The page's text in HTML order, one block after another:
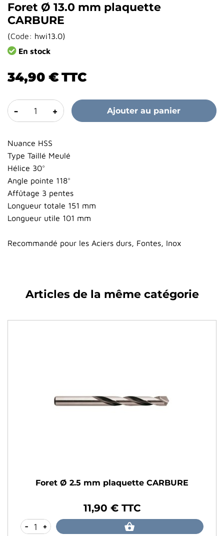
Foret Ø 13.0 mm plaquette
CARBURE
(Code: hwi13.0)
En stock
34,90 €TTC
- + Ajouter au panier
Nuance HSS
Type Taillé Meulé
Hélice 30°
Angle pointe 118°
Affûtage 3 pentes
Longueur totale 151 mm
Longueur utile 101 mm
Recommandé pour les Aciers durs, Fontes, Inox
Articles de la même catégorie
Foret Ø 2.5 mm plaquette CARBURE
11,90 € TTC
- +